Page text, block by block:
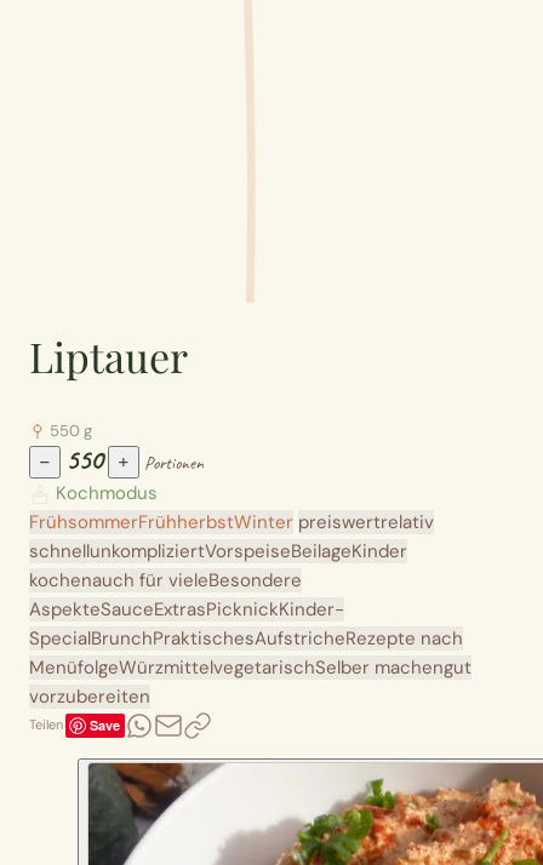
Liptauer
550 g
− 550 + Portionen
Kochmodus
FrühsommerFrühherbstWinter preiswertrelativ
schnellunkompliziertVorspeiseBeilageKinder
kochenauch für vieleBesondere
AspekteSauceExtrasPicknickKinder-
SpecialBrunchPraktischesAufstricheRezepte nach
MenüfolgeWürzmittelvegetarischSelber machengut
vorzubereiten
Teilen Save